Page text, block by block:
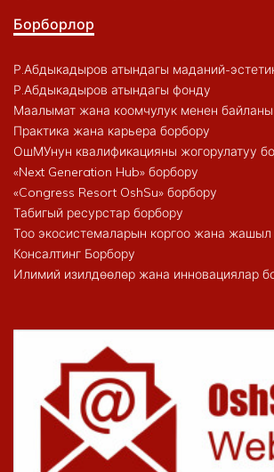
Борборлор
Р.Абдыкадыров атындагы маданий-
Р.Абдыкадыров атындагы фонду
Маалымат жана коомчулук менен
Практика жана карьера борбору
ОшМУнун квалификацияны жогорулатуу
«Next Generation Hub» борбору
«Congress Resort OshSu» борбору
Табигый ресурстар борбору
Тоо экосистемаларын коргоо жана жашыл
Консалтинг Борбору
Илимий изилдөөлөр жана инновациялар